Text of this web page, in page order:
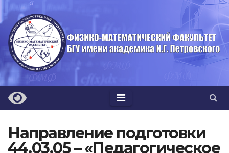
Перейти
к
содержимому
Направление подготовки
44.03.05 – «Педагогическое